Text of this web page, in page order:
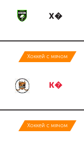
Х�
Хоккей с мячом
К�
Хоккей с мячом